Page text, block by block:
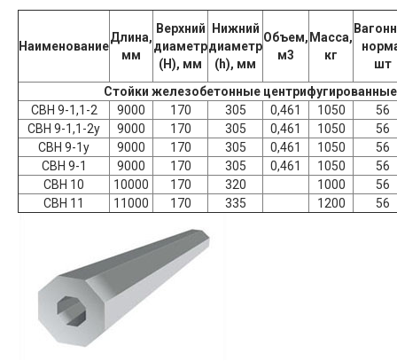
Наименование
Длина,
мм
Верхний
диаметр
(H), мм
Нижний
диаметр
(h), мм
Объем,
м3
Масса,
кг
шт
Стойки железобетонные центрифугированные
СВН 9-1,1-2
9000 170 305 0,461 1050
56
СВН 9-1,1-2у
9000 170 305 0,461 1050
56
СВН 9-1у
9000 170 305 0,461 1050
56
СВН 9-1
9000 170 305 0,461 1050
56
СВН 10
10000 170 320 1000
56
СВН 11
11000 170 335 1200 56